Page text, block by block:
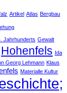
Artikel Atlas Bergbau
Jahrhunderts Gewalt
Hohenfels Ida
Georg Lehmann Klaus
Materialle Kultur